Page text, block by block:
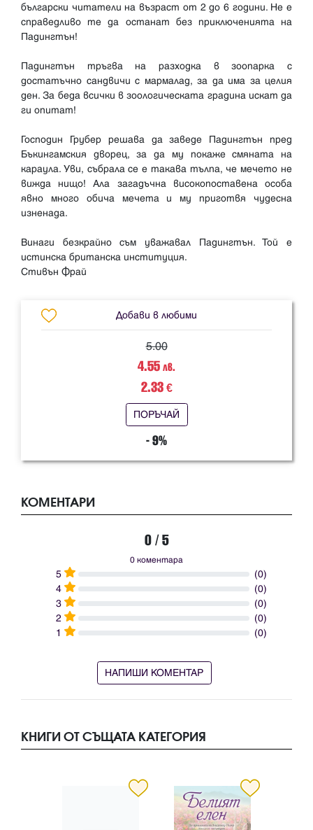
български читатели на възраст от 2 до 6 години. Не е
справедливо те да останат без приключенията на
Падингтън!
Падингтън тръгва на разходка в зоопарка с
достатъчно сандвичи с мармалад, за да има за целия
ден. За беда всички в зоологическата градина искат да
ги опитат!
Господин Грубер решава да заведе Падингтън пред
Бъкингамския дворец, за да му покаже смяната на
караула. Уви, събрала се е такава тълпа, че мечето не
вижда нищо! Ала загадъчна високопоставена особа
явно много обича мечета и му приготвя чудесна
изненада.
Винаги безкрайно съм уважавал Падингтън. Той е
истинска британска институция.
Добави в любими
5.00
4.55 лв.
2.33€
ПОРЪЧАЙ
- 9%
КОМЕНТАРИ
0 / 5
0 коментара
5
(0)
4
(0)
3
(0)
2
(0)
1
(0)
НАПИШИ КОМЕНТАР
КНИГИ ОТ СЪЩАТА КАТЕГОРИЯ